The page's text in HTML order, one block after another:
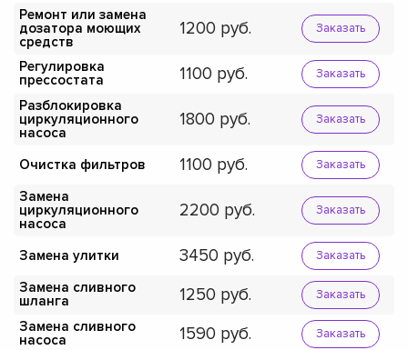
Ремонт или замена
дозатора моющих
средств
1200 Заказать
Регулировка
прессостата
1100 Заказать
Разблокировка
циркуляционного
насоса
1800 Заказать
Очистка фильтров 1100 Заказать
Замена
циркуляционного
насоса
2200 Заказать
Замена улитки 3450 Заказать
Замена сливного
шланга
1250 Заказать
Замена сливного
насоса
1590 Заказать